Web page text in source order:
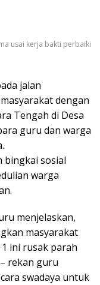
usai kerja bakti perbaiki
jalan
dengan
Tengah di Desa
guru dan warga
bingkai sosial
warga
menjelaskan,
masyarakat
ini rusak parah
rekan guru
swadaya untuk